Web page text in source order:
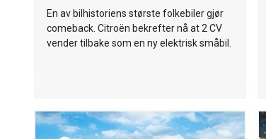
En av bilhistoriens største folkebiler gjør
comeback. Citroën bekrefter nå at 2 CV
vender tilbake som en ny elektrisk småbil.